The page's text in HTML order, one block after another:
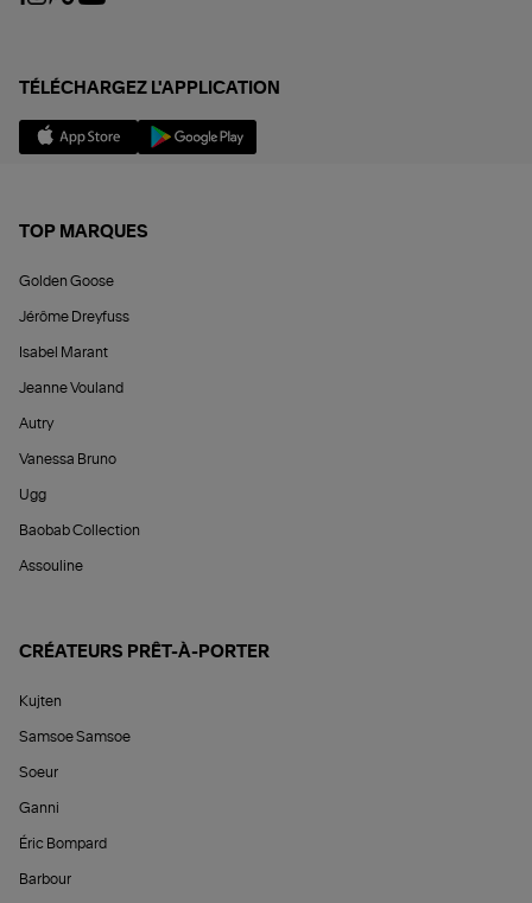
TÉLÉCHARGEZ L'APPLICATION
TOP MARQUES
Golden Goose
Jérôme Dreyfuss
Isabel Marant
Jeanne Vouland
Autry
Vanessa Bruno
Ugg
Baobab Collection
Assouline
CRÉATEURS PRÊT-À-PORTER
Kujten
Samsoe Samsoe
Soeur
Ganni
Éric Bompard
Barbour